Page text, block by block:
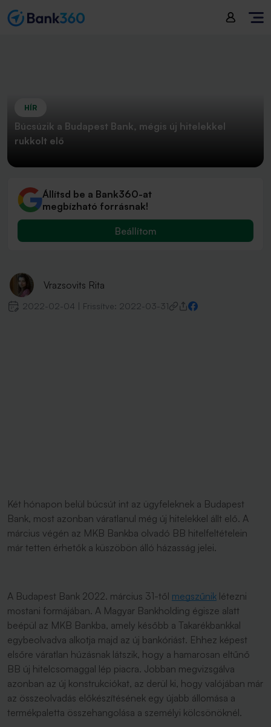
HÍR
Búcsúzik a Budapest Bank, mégis új hitelekkel
rukkolt elő
Állítsd be a Bank360-at
megbízható forrásnak!
Beállítom
Vrazsovits Rita
2022-02-04 Frissítve: 2022-03-31
Két hónapon belül búcsút int az ügyfeleknek a Budapest
Bank, most azonban váratlanul még új hitelekkel állt elő. A
március végén az MKB Bankba olvadó BB hitelfeltételein
már tetten érhetők a küszöbön álló házasság jelei.
A Budapest Bank 2022. március 31-től megszűnik létezni
mostani formájában. A Magyar Bankholding égisze alatt
beépül az MKB Bankba, amely később a Takarékbankkal
egybeolvadva alkotja majd az új bankóriást. Ehhez képest
elsőre váratlan húzásnak látszik, hogy a hamarosan eltűnő
BB új hitelcsomaggal lép piacra. Jobban megvizsgálva
azonban az új konstrukciókat, az derül ki, hogy valójában már
az összeolvadás előkészítésének egy újabb állomása a
termékpaletta összehangolása a személyi kölcsönöknél.